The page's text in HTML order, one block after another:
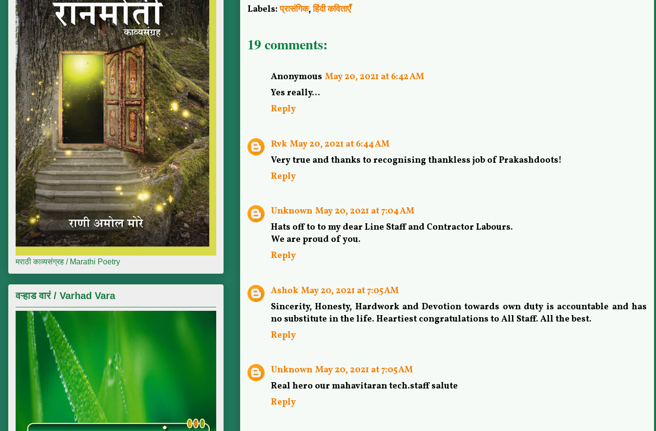
Labels:प्रासंगिक,हिंदी कविताएँ
19 comments:
Anonymous May 20, 2021 at 6:42 AM
Yes really...
Reply
Rvk May 20, 2021 at 6:44 AM
Very true and thanks to recognising thankless job of Prakashdoots!
Reply
Unknown May 20, 2021 at 7:04 AM
Hats off to to my dear Line Staff and Contractor Labours.
We are proud of you.
Reply
Ashok May 20, 2021 at 7:05 AM
Sincerity, Honesty, Hardwork and Devotion towards own duty is accountable and has
no substitute in the life. Heartiest congratulations to All Staff. All the best.
Reply
Unknown May 20, 2021 at 7:05 AM
Real hero our mahavitaran tech.staff salute
Reply
मराठी काव्यसंग्रह / Marathi Poetry
वऱ्हाड वारं / Varhad Vara